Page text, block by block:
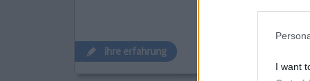
I want
ihre erfahrung